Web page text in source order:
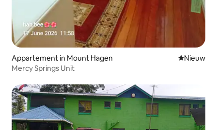
Appartement in Mount Hagen Nieuwe
Nieuw
Mercy Springs Unit